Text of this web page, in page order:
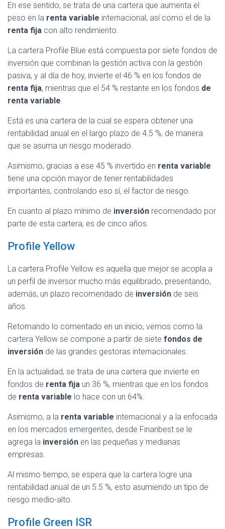
En ese sentido, se trata de una cartera que aumenta el
peso en la renta variable internacional, así como el de la
renta fija con alto rendimiento.
La cartera Profile Blue está compuesta por siete fondos de
inversión que combinan la gestión activa con la gestión
pasiva, y al día de hoy, invierte el 46 % en los fondos de
renta fija, mientras que el 54 % restante en los fondos de
renta variable.
Está es una cartera de la cual se espera obtener una
rentabilidad anual en el largo plazo de 4.5 %, de manera
que se asuma un riesgo moderado.
Asimismo, gracias a ese 45 % invertido en renta variable
tiene una opción mayor de tener rentabilidades
importantes, controlando eso sí, el factor de riesgo.
En cuanto al plazo mínimo de inversión recomendado por
parte de esta cartera, es de cinco años.
Profile Yellow
La cartera Profile Yellow es aquella que mejor se acopla a
un perfil de inversor mucho más equilibrado, presentando,
además, un plazo recomendado de inversión de seis
años.
Retomando lo comentado en un inicio, vemos como la
cartera Yellow se compone a partir de siete fondos de
inversión de las grandes gestoras internacionales.
En la actualidad, se trata de una cartera que invierte en
fondos de renta fija un 36 %, mientras que en los fondos
de renta variable lo hace con un 64%.
Asimismo, a la renta variable internacional y a la enfocada
en los mercados emergentes, desde Finanbest se le
agrega la inversión en las pequeñas y medianas
empresas.
Al mismo tiempo, se espera que la cartera logre una
rentabilidad anual de un 5.5 %, esto asumiendo un tipo de
riesgo medio-alto.
Profile Green ISR